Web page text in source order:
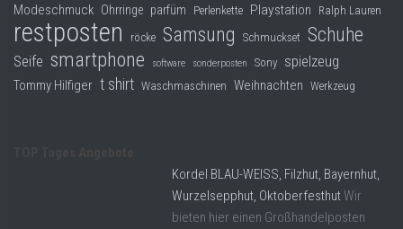
Modeschmuck Ohrringe parfüm Perlenkette Playstation Ralph Lauren
restposten röcke Samsung Schmuckset Schuhe
Seife smartphone software sonderposten Sony spielzeug
Tommy Hilfiger t shirt Waschmaschinen Weihnachten Werkzeug
Kordel BLAU-WEISS, Filzhut, Bayernhut,
Wurzelsepphut, OktoberfesthutWir
bieten hier einen Großhandelposten